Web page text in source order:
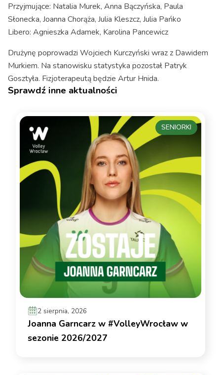
Przyjmujące: Natalia Murek, Anna Bączyńska, Paula
Słonecka, Joanna Chorąża, Julia Kleszcz, Julia Pańko
Libero: Agnieszka Adamek, Karolina Pancewicz
Drużynę poprowadzi Wojciech Kurczyński wraz z Dawidem
Murkiem. Na stanowisku statystyka pozostał Patryk
Gosztyła. Fizjoterapeutą będzie Artur Hnida.
Sprawdź inne aktualności
2 sierpnia, 2026
Joanna Garncarz w #VolleyWrocław w
sezonie 2026/2027
SENIORKI